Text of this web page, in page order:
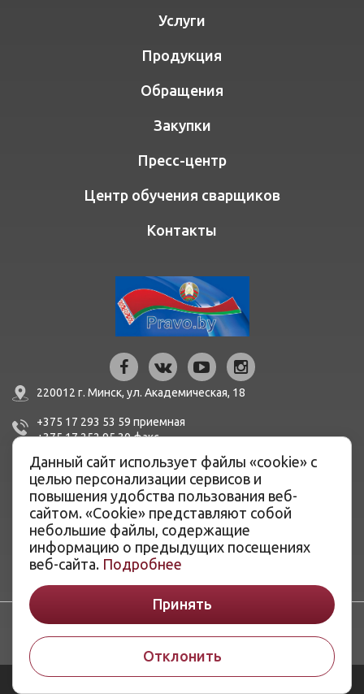
Услуги
Продукция
Обращения
Закупки
Пресс-центр
Центр обучения сварщиков
Контакты
220012 г. Минск, ул. Академическая, 18
+375 17 293 53 59 приемная
+375 17 252 95 30факc
mail@bern.by
IBAN BY51 BLBB 3012 0100 3455 0500 1001 в ЦБУ №527
ОАО «Белинвестбанк», г. Минск, ул. Карла Маркса, 33-4Н,
8Н,
BIC BLBBBY2X
Данный сайт использует файлы «cookie» с
целью персонализации сервисов и
повышения удобства пользования веб-
сайтом. «Cookie» представляют собой
небольшие файлы, содержащие
информацию о предыдущих посещениях
веб-сайта. Подробнее
Принять
Отклонить